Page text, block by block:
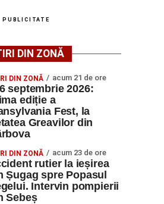
PUBLICITATE
DIN ZONĂ
DIN ZONĂ acum 21 de ore
septembrie 2026:
ediție a
Fest, la
Greavilor din
DIN ZONĂ acum 23 de ore
rutier la ieșirea
Șugag spre Popasul
Intervin pompierii
Sebeș